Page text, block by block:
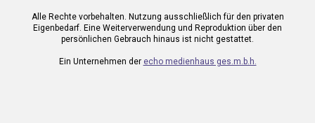
Alle Rechte vorbehalten. Nutzung ausschließlich für den privaten
Eigenbedarf. Eine Weiterverwendung und Reproduktion über den
persönlichen Gebrauch hinaus ist nicht gestattet.
Ein Unternehmen der echo medienhaus ges.m.b.h.